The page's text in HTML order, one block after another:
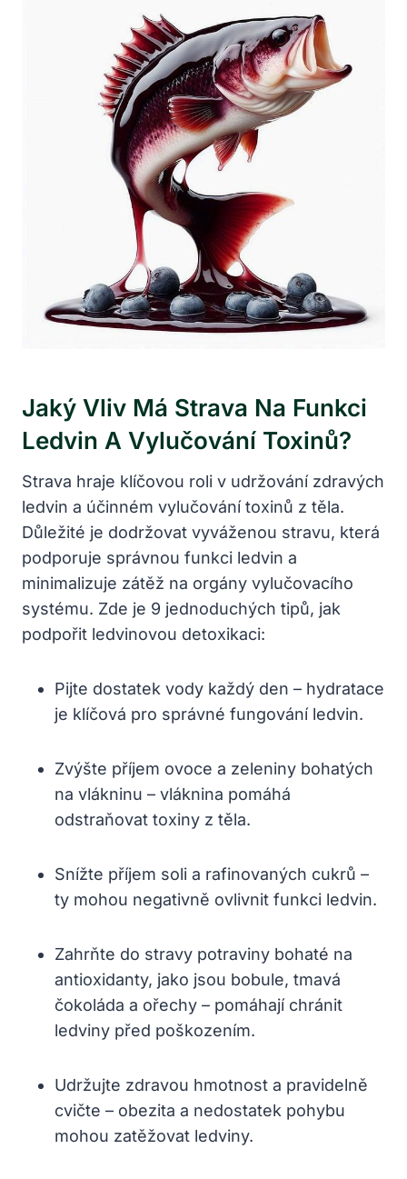
Jaký Vliv Má Strava Na Funkci
Ledvin A Vylučování Toxinů?
Strava hraje klíčovou roli v udržování zdravých
ledvin a účinném vylučování toxinů z těla.
Důležité je dodržovat vyváženou stravu, která
podporuje správnou funkci ledvin a
minimalizuje zátěž na orgány vylučovacího
systému. Zde je 9 jednoduchých tipů, jak
podpořit ledvinovou detoxikaci:
Pijte dostatek vody každý den – hydratace
je klíčová pro správné fungování ledvin.
Zvýšte příjem ovoce a zeleniny bohatých
na vlákninu – vláknina pomáhá
odstraňovat toxiny z těla.
Snížte příjem soli a rafinovaných cukrů –
ty mohou negativně ovlivnit funkci ledvin.
Zahrňte do stravy potraviny bohaté na
antioxidanty, jako jsou bobule, tmavá
čokoláda a ořechy – pomáhají chránit
ledviny před poškozením.
Udržujte zdravou hmotnost a pravidelně
cvičte – obezita a nedostatek pohybu
mohou zatěžovat ledviny.